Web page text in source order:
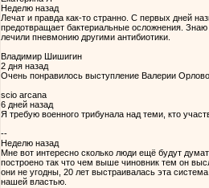
Неделю назад
Лечат и правда как-то странно. С первых дней
предотвращает бактериальные осложнения. Знаю
лечили пневмонию другими антибиотики.
Владимир Шишигин
2 дня назад
Очень понравилось выступление Валерии
scio arcana
6 дней назад
Я требую военного трибунала над теми, кто
--
Неделю назад
Мне вот интересно сколько люди ещё будут
построено так что чем выше чиновник тем он
они не угодны, 20 лет выстраивалась эта
нашей властью.